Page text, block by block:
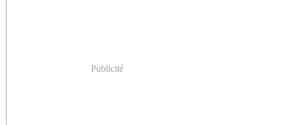
Publicité